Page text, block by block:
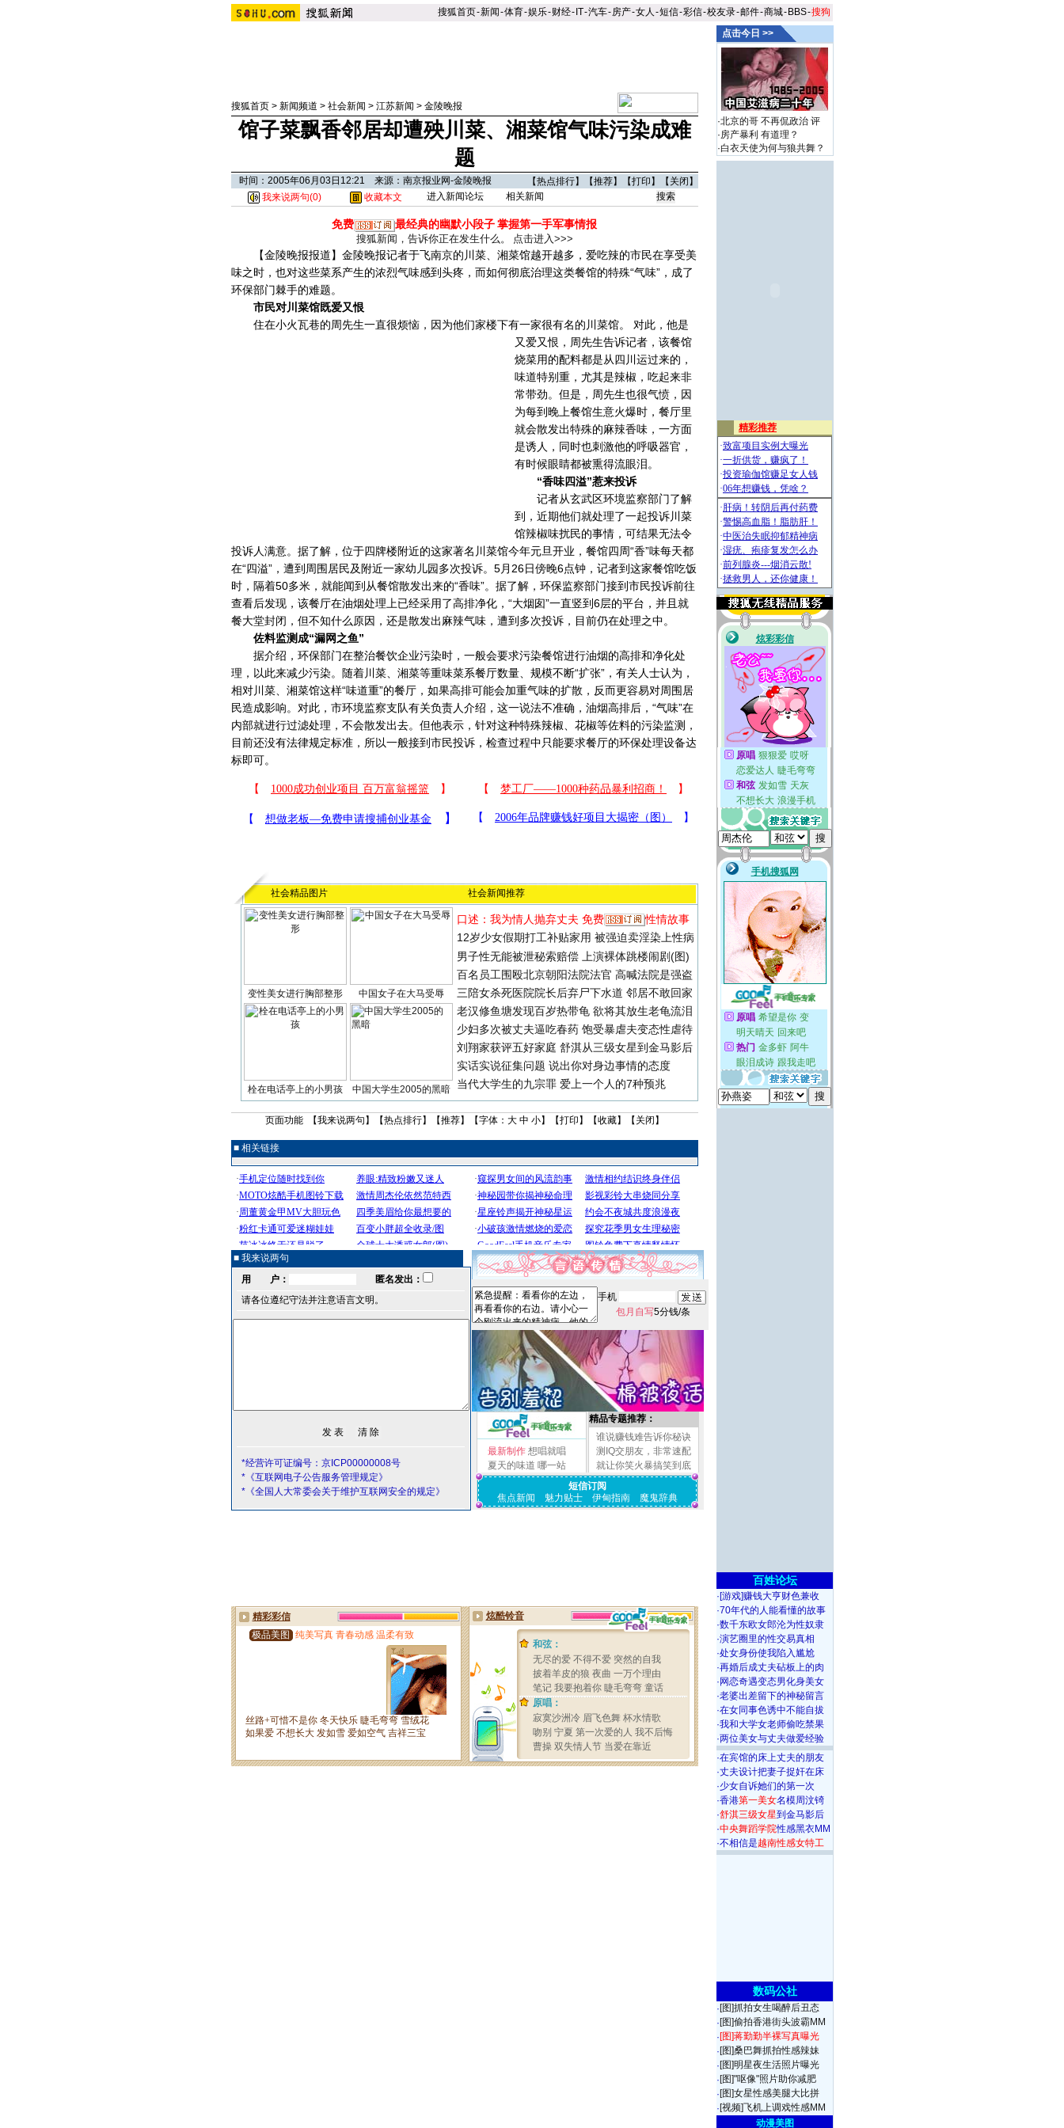
搜狐首页-新闻-体育-娱乐-财经- IT-汽车-房产-女人 -短信-彩信-校友录-邮件-商城- BBS-搜狗
搜狐首页> 新闻频道 > 社会新闻 > 江苏新闻 > 金陵晚报
馆子菜飘香邻居却遭殃川菜、湘菜馆气味污染成难
题
时间：2005年06月03日12:21 来源：南京报业网-金陵晚报 【热点排行】【推荐】【打印 】【 关闭 】
我来说两句(0) 收藏本文 进入新闻论坛 相关新闻
免费 最经典的幽默小段子掌握第一手军事情报
搜狐新闻，告诉你正在发生什么。 点击进入>>>
【金陵晚报报道】金陵晚报记者于飞南京的川菜、湘菜馆越开越多，爱吃辣的市民在享受美
味之时，也对这些菜系产生的浓烈气味感到头疼，而如何彻底治理这类餐馆的特殊“气味”，成了
环保部门棘手的难题。
市民对川菜馆既爱又恨
住在小火瓦巷的周先生一直很烦恼，因为他们家楼下有一家很有名的川菜馆。
对此，他是
又爱又恨，周先生告诉记者，该餐馆
烧菜用的配料都是从四川运过来的，
味道特别重，尤其是辣椒，吃起来非
常带劲。但是，周先生也很气愤，因
为每到晚上餐馆生意火爆时，餐厅里
就会散发出特殊的麻辣香味，一方面
是诱人，同时也刺激他的呼吸器官，
有时候眼睛都被熏得流眼泪。
“香味四溢”惹来投诉
记者从玄武区环境监察部门了解
到，近期他们就处理了一起投诉川菜
馆辣椒味扰民的事情，可结果无法令
投诉人满意。据了解，位于四牌楼附近的这家著名川菜馆今年元旦开业，餐馆四周“香”味每天都
在“四溢”，遭到周围居民及附近一家幼儿园多次投诉。5月26日傍晚6点钟，记者到这家餐馆吃饭
时，隔着50多米，就能闻到从餐馆散发出来的“香味”。据了解，环保监察部门接到市民投诉前往
查看后发现，该餐厅在油烟处理上已经采用了高排净化，“大烟囱”一直竖到6层的平台，并且就
餐大堂封闭，但不知什么原因，还是散发出麻辣气味，遭到多次投诉，目前仍在处理之中。
佐料监测成“漏网之鱼”
据介绍，环保部门在整治餐饮企业污染时，一般会要求污染餐馆进行油烟的高排和净化处
理，以此来减少污染。随着川菜、湘菜等重味菜系餐厅数量、规模不断“扩张”，有关人士认为，
相对川菜、湘菜馆这样“味道重”的餐厅，如果高排可能会加重气味的扩散，反而更容易对周围居
民造成影响。对此，市环境监察支队有关负责人介绍，这一说法不准确，油烟高排后，“气味”在
内部就进行过滤处理，不会散发出去。但他表示，针对这种特殊辣椒、花椒等佐料的污染监测，
目前还没有法律规定标准，所以一般接到市民投诉，检查过程中只能要求餐厅的环保处理设备达
标即可。
社会精品图片 社会新闻推荐
变性美女进行胸部整形 中国女子在大马受辱
栓在电话亭上的小男孩 中国大学生2005的黑暗
口述：我为情人抛弃丈夫 免费
性情故事
12岁少女假期打工补贴家用 被强迫卖淫染上性病
男子性无能被泄秘索赔偿 上演裸体跳楼闹剧(图)
百名员工围殴北京朝阳法院法官 高喊法院是强盗
三陪女杀死医院院长后弃尸下水道 邻居不敢回家
老汉修鱼塘发现百岁热带龟 欲将其放生老龟流泪
少妇多次被丈夫逼吃春药 饱受暴虐夫变态性虐待
刘翔家获评五好家庭 舒淇从三级女星到金马影后
实话实说征集问题 说出你对身边事情的态度
当代大学生的九宗罪 爱上一个人的7种预兆
页面功能 【我来说两句 】【热点排行】【推荐】【字体： 大 中 小】【打印 】【收藏】【 关闭 】
■ 相关链接
■ 我来说两句
用 户：
匿名发出：
请各位遵纪守法并注意语言文明。
*经营许可证编号：京ICP00000008号
*《互联网电子公告服务管理规定》
*《全国人大常委会关于维护互联网安全的规定》
手机
包月自写5分钱/条
最新制作 想唱就唱
夏天的味道 哪一站
精品专题推荐：
谁说赚钱难告诉你秘诀
测IQ交朋友，非常速配
就让你笑火暴搞笑到底
短信订阅
焦点新闻
魅力贴士 伊甸指南 魔鬼辞典
点击今日 >>
·北京的哥 不再侃政治 评
·房产暴利 有道理？
·白衣天使为何与狼共舞？
百姓论坛
· [游戏]赚钱大亨财色兼收
·70年代的人能看懂的故事
·数千东欧女郎沦为性奴隶
·演艺圈里的性交易真相
·处女身份使我陷入尴尬
·再婚后成丈夫砧板上的肉
· 网恋奇遇变态男化身美女
·老婆出差留下的神秘留言
·在女同事色诱中不能自拔
·我和大学女老师偷吃禁果
·两位美女与丈夫做爱经验
·在宾馆的床上丈夫的朋友
·丈夫设计把妻子捉奸在床
·少女自诉她们的第一次
·香港第一美女名模周汶锜
·舒淇三级女星到金马影后
·中央舞蹈学院性感黑衣MM
·不相信是越南性感女特工
数码公社
· [图]抓拍女生喝醉后丑态
· [图]偷拍香港街头波霸MM
·[图]蒋勤勤半裸写真曝光
· [图]桑巴舞抓拍性感辣妹
· [图]明星夜生活照片曝光
· [图]"呕像"照片助你减肥
· [图]女星性感美腿大比拼
· [视频]飞机上调戏性感MM
动漫美图